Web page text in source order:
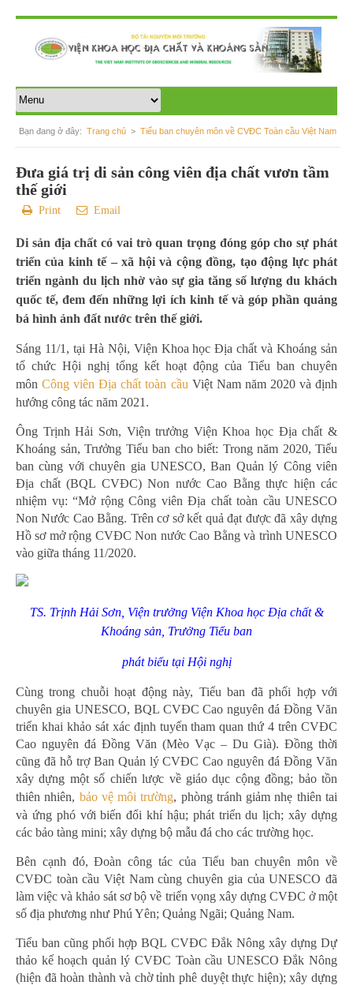
Bạn đang ở đây: Trang chủ > Tiểu ban chuyên môn về CVĐC Toàn cầu Việt Nam
Đưa giá trị di sản công viên địa chất vươn tầm
thế giới
Print Email
Di sản địa chất có vai trò quan trọng đóng góp cho sự phát
triển của kinh tế – xã hội và cộng đồng, tạo động lực phát
triển ngành du lịch nhờ vào sự gia tăng số lượng du khách
quốc tế, đem đến những lợi ích kinh tế và góp phần quảng
bá hình ảnh đất nước trên thế giới.
Sáng 11/1, tại Hà Nội, Viện Khoa học Địa chất và Khoáng sản
tổ chức Hội nghị tổng kết hoạt động của Tiểu ban chuyên
mônCông viên Địa chất toàn cầu Việt Nam năm 2020 và định
hướng công tác năm 2021.
Ông Trịnh Hải Sơn, Viện trưởng Viện Khoa học Địa chất &
Khoáng sản, Trưởng Tiểu ban cho biết: Trong năm 2020, Tiểu
ban cùng với chuyên gia UNESCO, Ban Quản lý Công viên
Địa chất (BQL CVĐC) Non nước Cao Bằng thực hiện các
nhiệm vụ: “Mở rộng Công viên Địa chất toàn cầu UNESCO
Non Nước Cao Bằng. Trên cơ sở kết quả đạt được đã xây dựng
Hồ sơ mở rộng CVĐC Non nước Cao Bằng và trình UNESCO
vào giữa tháng 11/2020.
TS. Trịnh Hải Sơn, Viện trưởng Viện Khoa học Địa chất &
Khoáng sản, Trưởng Tiểu ban
phát biểu tại Hội nghị
Cùng trong chuỗi hoạt động này, Tiểu ban đã phối hợp với
chuyên gia UNESCO, BQL CVĐC Cao nguyên đá Đồng Văn
triển khai khảo sát xác định tuyến tham quan thứ 4 trên CVĐC
Cao nguyên đá Đồng Văn (Mèo Vạc – Du Già). Đồng thời
cũng đã hỗ trợ Ban Quản lý CVĐC Cao nguyên đá Đồng Văn
xây dựng một số chiến lược về giáo dục cộng đồng; bảo tồn
thiên nhiên, bảo vệ môi trường, phòng tránh giảm nhẹ thiên tai
và ứng phó với biến đổi khí hậu; phát triển du lịch; xây dựng
các bảo tàng mini; xây dựng bộ mẫu đá cho các trường học.
Bên cạnh đó, Đoàn công tác của Tiểu ban chuyên môn về
CVĐC toàn cầu Việt Nam cùng chuyên gia của UNESCO đã
làm việc và khảo sát sơ bộ về triển vọng xây dựng CVĐC ở một
số địa phương như Phú Yên; Quảng Ngãi; Quảng Nam.
Tiểu ban cũng phối hợp BQL CVĐC Đắk Nông xây dựng Dự
thảo kế hoạch quản lý CVĐC Toàn cầu UNESCO Đắk Nông
(hiện đã hoàn thành và chờ tỉnh phê duyệt thực hiện); xây dựng